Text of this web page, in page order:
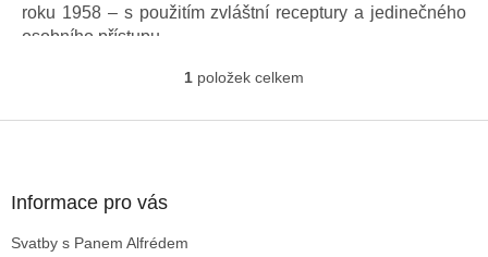
roku 1958 – s použitím zvláštní receptury a jedinečného
osobního přístupu.
O
l
1 položek celkem
Informace pro vás
Svatby s Panem Alfrédem